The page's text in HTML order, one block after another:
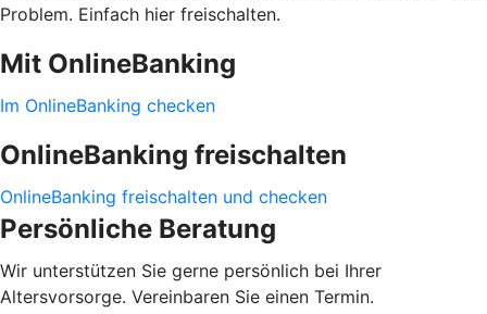
Problem. Einfach hier freischalten.
Mit OnlineBanking
Im OnlineBanking checken
OnlineBanking freischalten
OnlineBanking freischalten und checken
Persönliche Beratung
Wir unterstützen Sie gerne persönlich bei Ihrer
Altersvorsorge. Vereinbaren Sie einen Termin.